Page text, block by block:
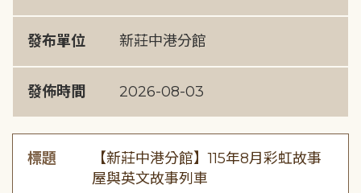
發布單位 新莊中港分館
發佈時間 2026-08-03
標題
【新莊中港分館】115年8月彩虹故事
屋與英文故事列車